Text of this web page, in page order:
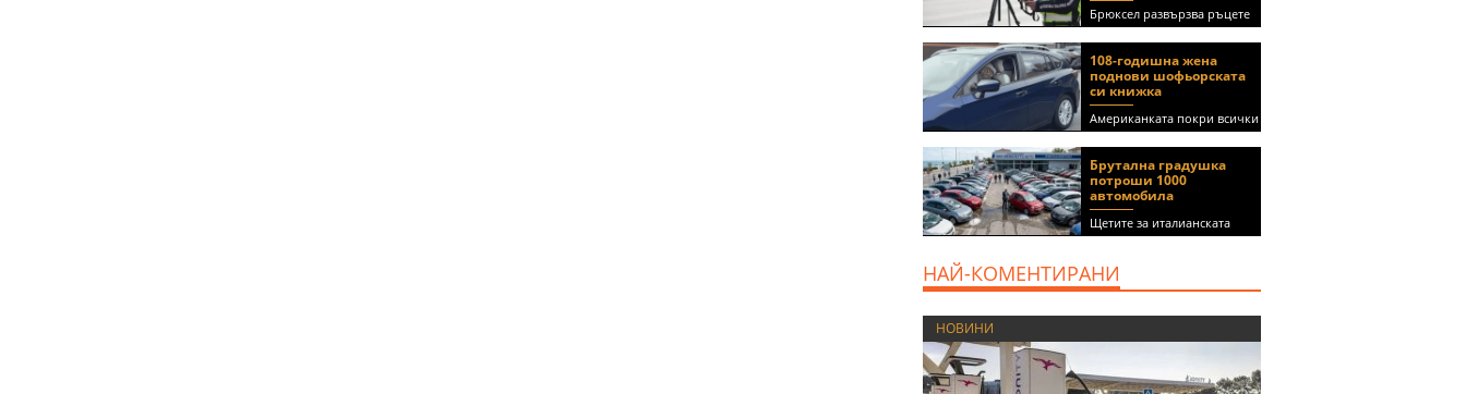
Брюксел развързва ръцете
на правителствата за
приложения като Waze и
Google Maps
108-годишна жена
поднови шофьорската
си книжка
Американката покри всички
медицински изисквания, за
(ВИДЕО)
Брутална градушка
потроши 1000
автомобила
Щетите за италианската
автокъща се оценяват на 5
НАЙ-КОМЕНТИРАНИ
НОВИНИ